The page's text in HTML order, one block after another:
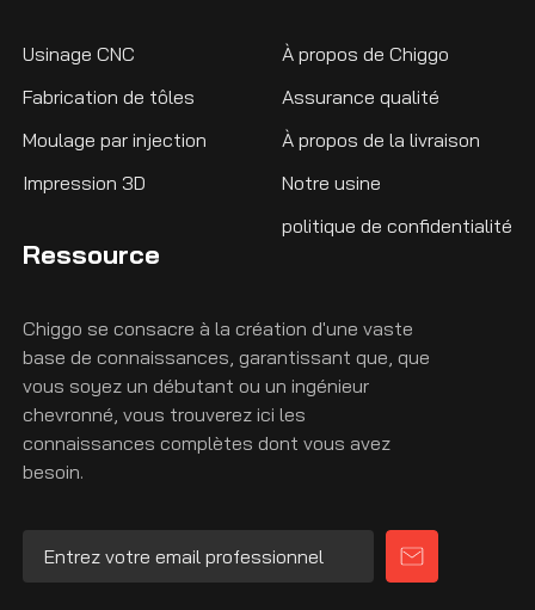
Usinage CNC
Fabrication de tôles
Moulage par injection
Impression 3D
À propos de Chiggo
Assurance qualité
À propos de la livraison
Notre usine
politique de confidentialité
Ressource
Chiggo se consacre à la création d'une vaste
base de connaissances, garantissant que, que
vous soyez un débutant ou un ingénieur
chevronné, vous trouverez ici les
connaissances complètes dont vous avez
besoin.